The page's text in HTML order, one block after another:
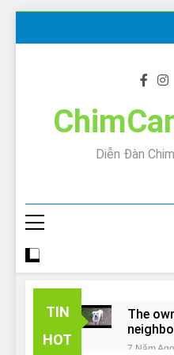
Diễn Đàn
TIN
HOT
The
away!
7 Năm Ago